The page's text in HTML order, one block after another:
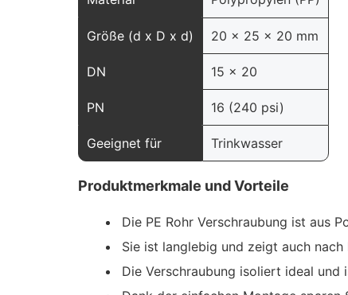
Größe (d x D x d) 20 x 25 x 20 mm
DN 15 x 20
PN 16 (240 psi)
Geeignet für Trinkwasser
Produktmerkmale und Vorteile
Die PE Rohr Verschraubung ist aus
Sie ist langlebig und zeigt auch
Die Verschraubung isoliert ideal und